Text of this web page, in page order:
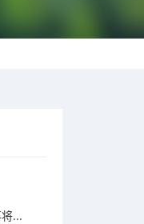
...